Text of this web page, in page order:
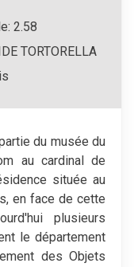
2.58
TORTORELLA
du musée du
au cardinal de
située au
en face de cette
plusieurs
le département
des Objets